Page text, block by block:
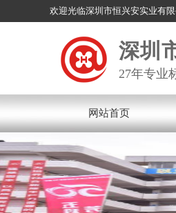
欢迎光临深圳市恒兴安实业有限
深圳
27年专业
网站首页